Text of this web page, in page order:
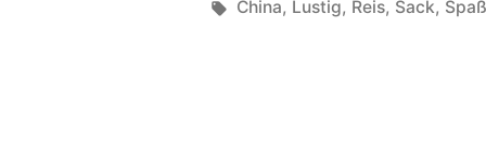
von
Schlagwörter:
China, Lustig, Reis, Sack, Spaß